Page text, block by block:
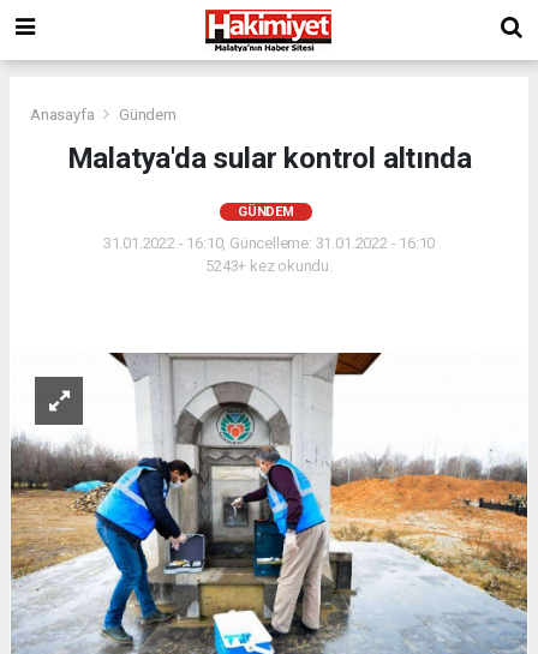
Anasayfa Gündem
Malatya'da sular kontrol altında
GÜNDEM
31.01.2022 - 16:10, Güncelleme: 31.01.2022 - 16:10
5243+ kez okundu.